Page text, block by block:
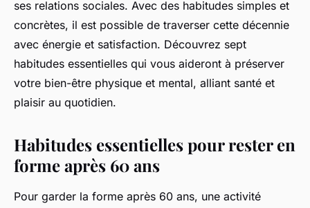
Léonie•11 décembre 2024•4 min de lecture
ses relations sociales. Avec des habitudes simples et
concrètes, il est possible de traverser cette décennie
avec énergie et satisfaction. Découvrez sept
habitudes essentielles qui vous aideront à préserver
votre bien-être physique et mental, alliant santé et
plaisir au quotidien.
Habitudes essentielles pour rester en
forme après 60 ans
Pour garder la forme après 60 ans, une activité